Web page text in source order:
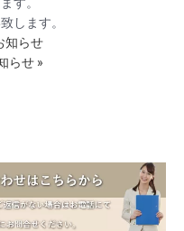
します。
知らせ
らせ »